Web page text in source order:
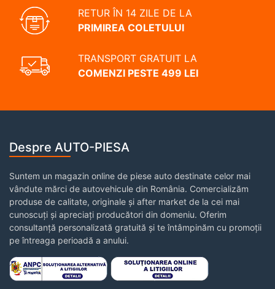
RETUR ÎN 14 ZILE DE LA
PRIMIREA COLETULUI
TRANSPORT GRATUIT LA
COMENZI PESTE 499 LEI
Despre AUTO-PIESA
Suntem un magazin online de piese auto destinate celor mai
vândute mărci de autovehicule din România. Comercializăm
produse de calitate, originale și after market de la cei mai
cunoscuți și apreciați producători din domeniu. Oferim
consultanță personalizată gratuită și te întâmpinăm cu promoții
pe întreaga perioadă a anului.